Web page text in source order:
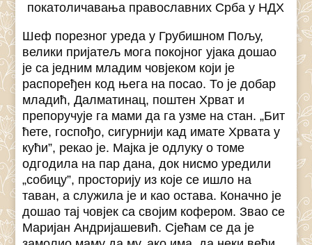
покатоличавања православних Срба у НДХ
Шеф порезног уреда у Грубишном Пољу,
велики пријатељ мога покојног ујака дошао
је са једним младим човјеком који је
распоређен код њега на посао. То је добар
младић, Далматинац, поштен Хрват и
препоручује га мами да га узме на стан. „Бит
ћете, госпођо, сигурнији кад имате Хрвата у
кући”, рекао је. Мајка је одлуку о томе
одгодила на пар дана, док нисмо уредили
„собицу”, просторију из које се ишло на
таван, а служила је и као остава. Коначно је
дошао тај човјек са својим кофером. Звао се
Маријан Андријашевић. Сјећам се да је